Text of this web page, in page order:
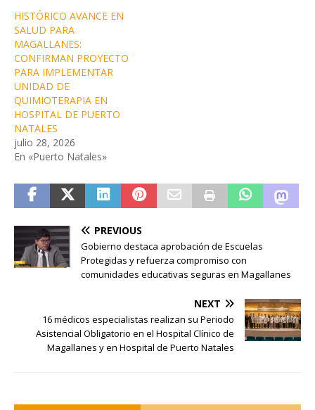
HISTÓRICO AVANCE EN
SALUD PARA
MAGALLANES:
CONFIRMAN PROYECTO
PARA IMPLEMENTAR
UNIDAD DE
QUIMIOTERAPIA EN
HOSPITAL DE PUERTO
NATALES
julio 28, 2026
En «Puerto Natales»
PREVIOUS
Gobierno destaca aprobación de Escuelas
Protegidas y refuerza compromiso con
comunidades educativas seguras en Magallanes
NEXT
16 médicos especialistas realizan su Periodo
Asistencial Obligatorio en el Hospital Clínico de
Magallanes y en Hospital de Puerto Natales